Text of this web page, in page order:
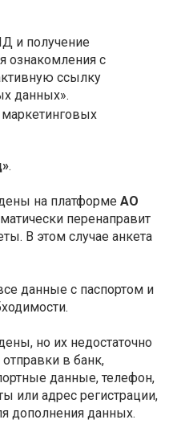
и получение
ознакомления с
ссылку
данных».
.
на платформе АО
перенаправит
В этом случае анкета
данные с паспортом и
но их недостаточно
в банк,
данные, телефон,
или адрес регистрации,
дополнения данных.